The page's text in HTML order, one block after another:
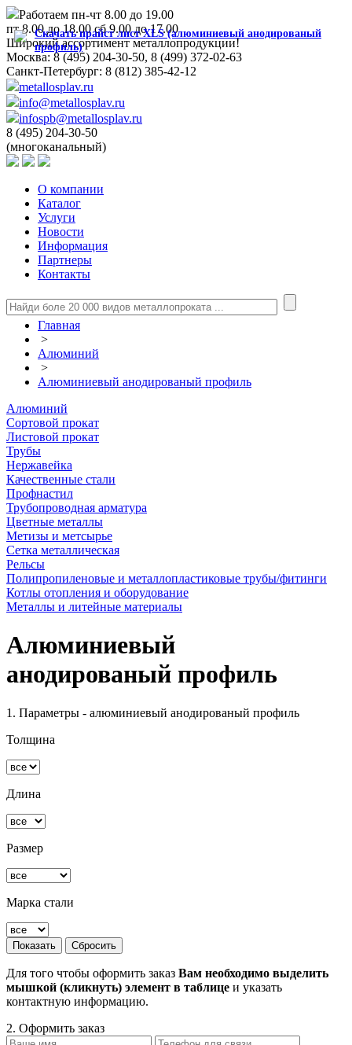
Работаем пн-чт 8.00 до 19.00
пт 8.00 до 18.00 сб 9.00 до 17.00
Широкий ассортимент металлопродукции!
Москва: 8 (495) 204-30-50, 8 (499) 372-02-63
Санкт-Петербург: 8 (812) 385-42-12
metallosplav.ru
info@metallosplav.ru
infospb@metallosplav.ru
8 (495) 204-30-50
(многоканальный)
О компании
Каталог
Услуги
Новости
Информация
Партнеры
Контакты
Главная
>
Алюминий
>
Алюминиевый анодированый профиль
Алюминий
Сортовой прокат
Листовой прокат
Трубы
Нержавейка
Качественные стали
Профнастил
Трубопроводная арматура
Цветные металлы
Метизы и метсырье
Сетка металлическая
Рельсы
Полипропиленовые и металлопластиковые трубы/фитинги
Котлы отопления и оборудование
Металлы и литейные материалы
Алюминиевый
анодированый профиль
Скачать прайст лист XLS (алюминиевый анодированый
профиль)
1. Параметры - алюминиевый анодированый профиль
Толщина
Длина
Размер
Марка стали
Для того чтобы оформить заказ Вам необходимо выделить
мышкой (кликнуть) элемент в таблице и указать
контактную информацию.
2. Оформить заказ